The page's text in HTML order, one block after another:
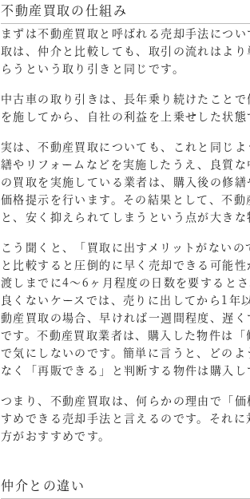
不動産買取の仕組み
まずは不動産買取と呼ばれる売却手法につ
取は、仲介と比較しても、取引の流れはよ
らうという取り引きと同じです。
中古車の取り引きは、長年乗り続けたこと
を施してから、自社の利益を上乗せした状
実は、不動産買取についても、これと同じ
繕やリフォームなどを実施したうえ、良質
の買取を実施している業者は、購入後の修
価格提示を行います。その結果として、不
と、安く抑えられてしまうという点が大きな
こう聞くと、「買取に出すメリットがない
と比較すると圧倒的に早く売却できる可能
渡しまでに4～6ヶ月程度の日数を要すると
良くないケースでは、売りに出してから1
動産買取の場合、早ければ一週間程度、遅
です。不動産買取業者は、購入した物件は
で気にしないのです。簡単に言うと、どの
なく「再販できる」と判断する物件は購入し
つまり、不動産買取は、何らかの理由で「
すめできる売却手法と言えるのです。それ
方がおすすめです。
仲介との違い